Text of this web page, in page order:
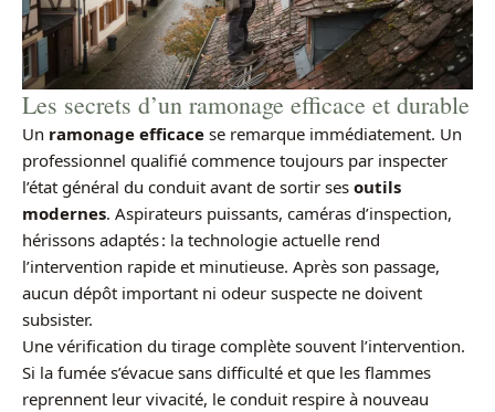
Les secrets d’un ramonage efficace et durable
Un ramonage efficace se remarque immédiatement. Un
professionnel qualifié commence toujours par inspecter
l’état général du conduit avant de sortir ses outils
modernes. Aspirateurs puissants, caméras d’inspection,
hérissons adaptés : la technologie actuelle rend
l’intervention rapide et minutieuse. Après son passage,
aucun dépôt important ni odeur suspecte ne doivent
subsister.
Une vérification du tirage complète souvent l’intervention.
Si la fumée s’évacue sans difficulté et que les flammes
reprennent leur vivacité, le conduit respire à nouveau